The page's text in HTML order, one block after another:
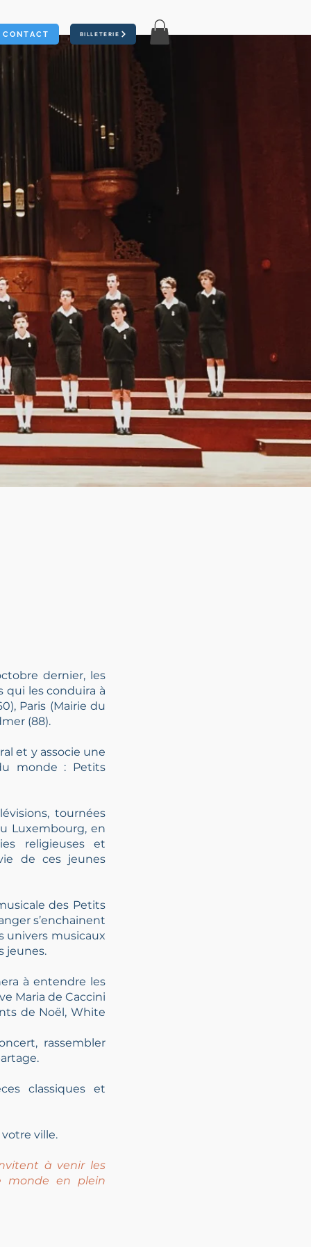
CONTACT BILLETERIE
dernier, les
qui les conduira à
Paris (Mairie du
(88).
et y associe une
monde : Petits
tournées
Luxembourg, en
religieuses et
de ces jeunes
des Petits
s’enchainent
univers musicaux
jeunes.
àentendre les
Maria de Caccini
de Noël, White
rassembler
classiques et
ville.
à venir les
monde en plein